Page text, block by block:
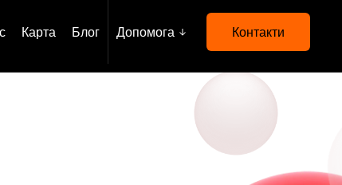
Карта Блог Допомога Контакти